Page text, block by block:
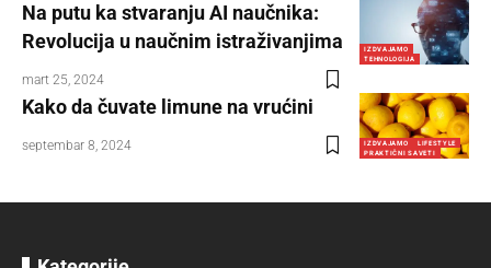
IZDVAJAMO
TEHNOLOGIJA
Na putu ka stvaranju AI naučnika:
Revolucija u naučnim istraživanjima
mart 25, 2024
IZDVAJAMO
LIFESTYLE
PRAKTIČNI SAVETI
Kako da čuvate limune na vrućini
septembar 8, 2024